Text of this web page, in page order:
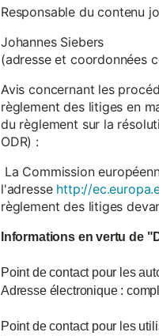
Responsable du contenu
Johannes Siebers
(adresse et coordonnées
Avis concernant les
règlement des litiges en
du règlement sur la
ODR) :
La Commission
l'adresse http://
règlement des litiges
Informations en vertu de
Point de contact pour les
Adresse électronique :
Point de contact pour les